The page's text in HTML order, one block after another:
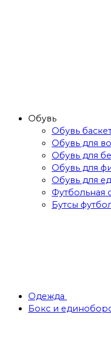
Обувь
Обувь
Обувь для
Обувь для
Обувь для
Обувь для
Футбольная
Бутсы
Одежда
Бокс и